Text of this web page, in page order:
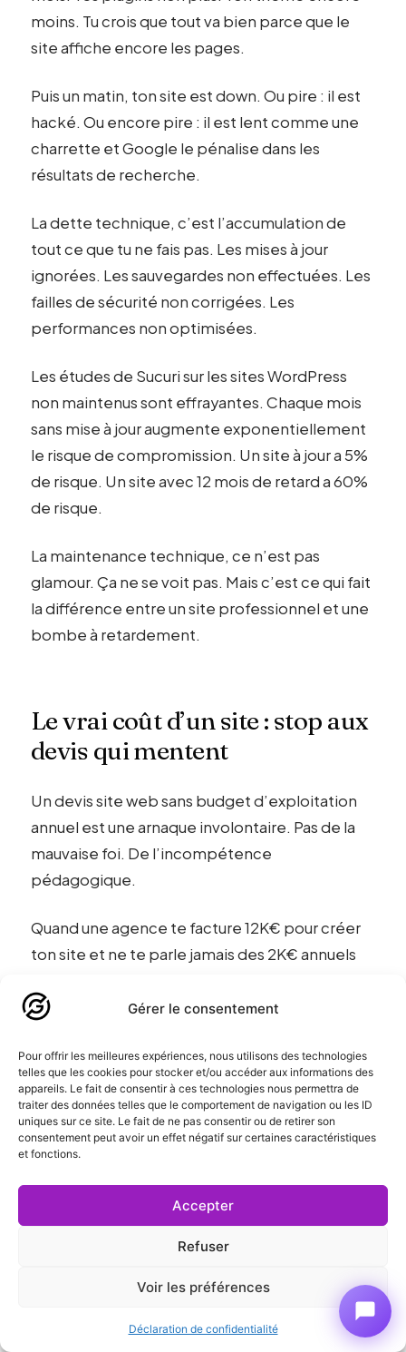
Gérer le consentement
Pour offrir les meilleures expériences, nous utilisons des technologies
telles que les cookies pour stocker et/ou accéder aux informations des
appareils. Le fait de consentir à ces technologies nous permettra de
traiter des données telles que le comportement de navigation ou les ID
uniques sur ce site. Le fait de ne pas consentir ou de retirer son
consentement peut avoir un effet négatif sur certaines caractéristiques
et fonctions.
Accepter
Refuser
Voir les préférences
Déclaration de confidentialité
moins. Tu crois que tout va bien parce que le
site affiche encore les pages.
Puis un matin, ton site est down. Ou pire : il est
hacké. Ou encore pire : il est lent comme une
charrette et Google le pénalise dans les
résultats de recherche.
La dette technique, c’est l’accumulation de
tout ce que tu ne fais pas. Les mises à jour
ignorées. Les sauvegardes non effectuées. Les
failles de sécurité non corrigées. Les
performances non optimisées.
Les études de Sucuri sur les sites WordPress
non maintenus sont effrayantes. Chaque mois
sans mise à jour augmente exponentiellement
le risque de compromission. Un site à jour a 5%
de risque. Un site avec 12 mois de retard a 60%
de risque.
La maintenance technique, ce n’est pas
glamour. Ça ne se voit pas. Mais c’est ce qui fait
la différence entre un site professionnel et une
bombe à retardement.
Le vrai coût d’un site : stop aux
devis qui mentent
Un devis site web sans budget d’exploitation
annuel est une arnaque involontaire. Pas de la
mauvaise foi. De l’incompétence
pédagogique.
Quand une agence te facture 12K€ pour créer
ton site et ne te parle jamais des 2K€ annuels
une Ferrari sans te dire qu’il faut de l’essence,
Le TCO (Total Cost of Ownership), c’est le vrai
coût. Création + exploitation sur 3 ans. Si ton
site coûte 10K€ à créer et 2K€ par an à
exploiter, le TCO sur 3 ans est de 16K€. C’est ça,
le vrai budget.
d’exploitation annuel recommandé ? » Si
l’agence bafouille ou répond « ça dépend de
vous », fuis. Elle n’a pas compris l’enjeu.